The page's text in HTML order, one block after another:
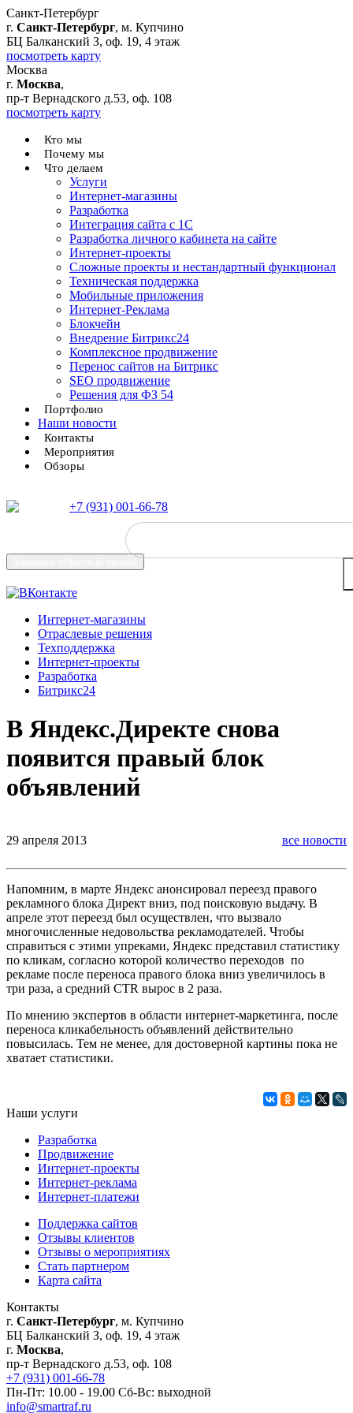
Санкт-Петербург
г. Санкт-Петербург, м. Купчино
БЦ Балканский З, оф. 19, 4 этаж
посмотреть карту
Москва
г. Москва,
пр-т Вернадского д.53, оф. 108
посмотреть карту
Кто мы
Почему мы
Что делаем
Услуги
Интернет-магазины
Разработка
Интеграция сайта с 1С
Разработка личного кабинета на сайте
Интернет-проекты
Сложные проекты и нестандартный функционал
Teхническая поддержка
Мобильные приложения
Интернет-Реклама
Блокчейн
Внедрение Битрикс24
Комплексное продвижение
Перенос сайтов на Битрикс
SEO продвижение
Решения для ФЗ 54
Портфолио
Наши новости
Контакты
Мероприятия
Обзоры
+7 (931) 001-66-78
Интернет-магазины
Отраслевые решения
Техподдержка
Интернет-проекты
Разработка
Битрикс24
В Яндекс.Директе снова
появится правый блок
объявлений
29 апреля 2013 все новости
Напомним, в марте Яндекс анонсировал переезд правого
рекламного блока Директ вниз, под поисковую выдачу. В
апреле этот переезд был осуществлен, что вызвало
многочисленные недовольства рекламодателей. Чтобы
справиться с этими упреками, Яндекс представил статистику
по кликам, согласно которой количество переходов по
рекламе после переноса правого блока вниз увеличилось в
три раза, а средний CTR вырос в 2 раза.
По мнению экспертов в области интернет-маркетинга, после
переноса кликабельность объявлений действительно
повысилась. Тем не менее, для достоверной картины пока не
хватает статистики.
Наши услуги
Разработка
Продвижение
Интернет-проекты
Интернет-реклама
Интернет-платежи
Поддержка сайтов
Отзывы клиентов
Отзывы о мероприятиях
Стать партнером
Карта сайта
Контакты
г. Санкт-Петербург, м. Купчино
БЦ Балканский З, оф. 19, 4 этаж
г. Москва,
пр-т Вернадского д.53, оф. 108
+7 (931) 001-66-78
Пн-Пт: 10.00 - 19.00 Сб-Вс: выходной
info@smartraf.ru